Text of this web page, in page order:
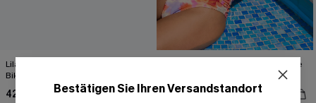
Lila Farbblock High-Waist Bustier-
Bikini-Set
42,00 €
Geblümtes High-Waist Abnehmbare
51,00 €
Bestätigen Sie Ihren Versandstandort